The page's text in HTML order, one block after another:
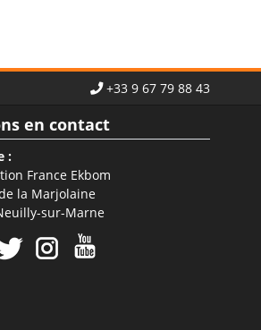
+33 9 67 79 88 43
en contact
:
France Ekbom
la Marjolaine
sur-Marne